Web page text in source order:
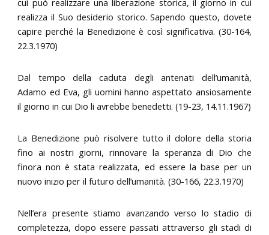
realizza il Suo desiderio storico. Sapendo questo, dovete
capire perché la Benedizione è così significativa. (30-164,
22.3.1970)
Dal tempo della caduta degli antenati dell’umanità,
Adamo ed Eva, gli uomini hanno aspettato ansiosamente
il giorno in cui Dio li avrebbe benedetti. (19-23, 14.11.1967)
La Benedizione può risolvere tutto il dolore della storia
fino ai nostri giorni, rinnovare la speranza di Dio che
finora non è stata realizzata, ed essere la base per un
nuovo inizio per il futuro dell’umanità. (30-166, 22.3.1970)
Nell’era presente stiamo avanzando verso lo stadio di
completezza, dopo essere passati attraverso gli stadi di